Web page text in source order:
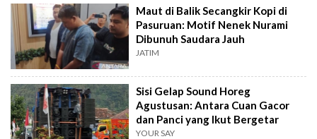
Maut di Balik Secangkir Kopi di
Pasuruan: Motif Nenek Nurami
Dibunuh Saudara Jauh
JATIM
Sisi Gelap Sound Horeg
Agustusan: Antara Cuan Gacor
dan Panci yang Ikut Bergetar
YOUR SAY